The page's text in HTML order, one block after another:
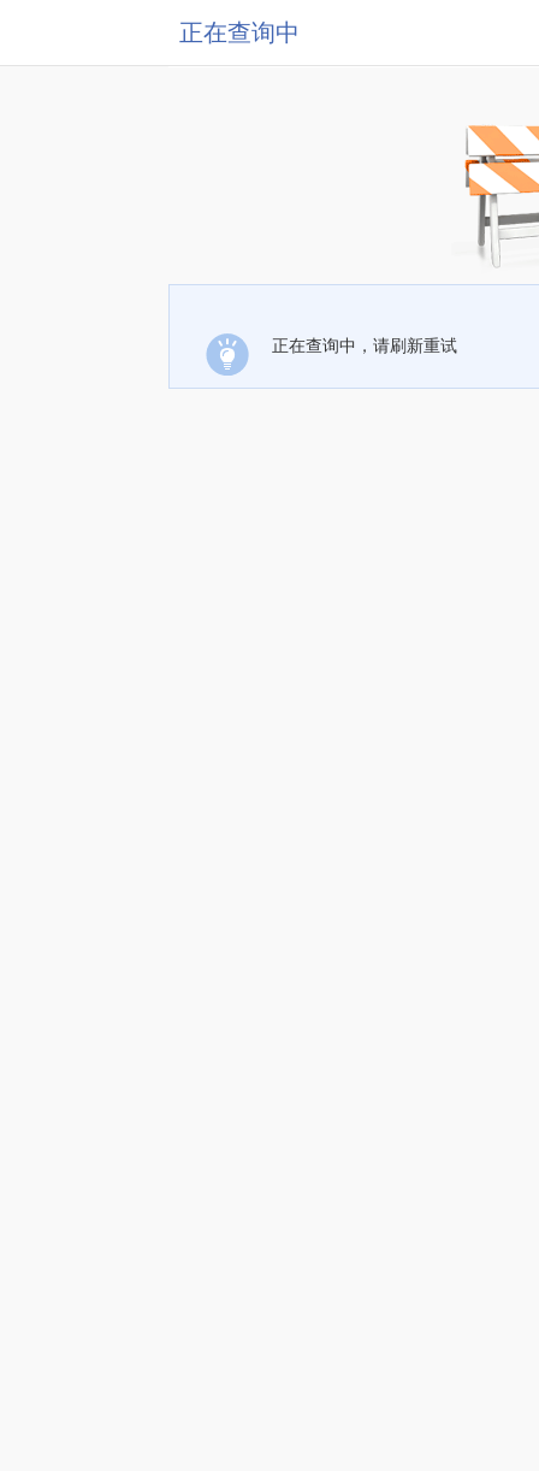
正在查询中
正在查询中，请刷新重试